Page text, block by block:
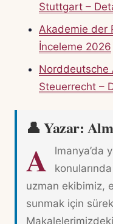
Stuttgart –
Akademie der
İnceleme 2026
Norddeutsche
Steuerrecht –
👤 Yazar:
A
lmanya’da
uzman ekibimiz,
sunmak için